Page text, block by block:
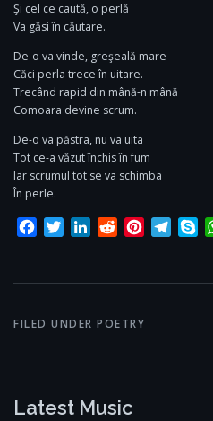
Şi cel ce caută, o perlă
Va găsi în căutare.
De-o va vinde, greşeală mare
Căci perla trece în uitare.
Trecând rapid din mână-n mână
Comoara devine scrum.
De-o va păstra, nu va uita
Tot ce-a văzut închis în fum
Iar scrumul tot se va schimba
În perle.
Facebook
TwitterLinkedInRedditPinterest
FILED UNDER POETRY
Latest Music